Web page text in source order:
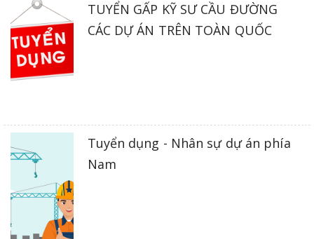
TUYỂN GẤP KỸ SƯ CẦU ĐƯỜNG
CÁC DỰ ÁN TRÊN TOÀN QUỐC
Tuyển dụng - Nhân sự dự án phía
Nam